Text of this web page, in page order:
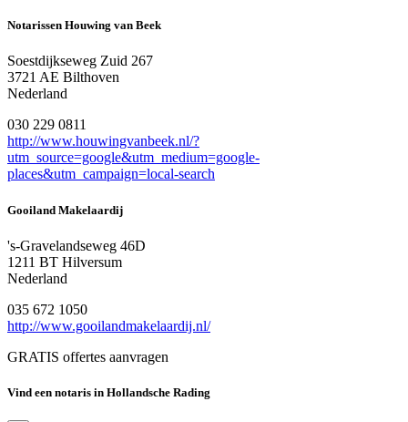
Notarissen Houwing van Beek
Soestdijkseweg Zuid 267
3721 AE Bilthoven
Nederland
030 229 0811
http://www.houwingvanbeek.nl/?
utm_source=google&utm_medium=google-
places&utm_campaign=local-search
Gooiland Makelaardij
's-Gravelandseweg 46D
1211 BT Hilversum
Nederland
035 672 1050
http://www.gooilandmakelaardij.nl/
GRATIS offertes aanvragen
Vind een notaris in Hollandsche Rading